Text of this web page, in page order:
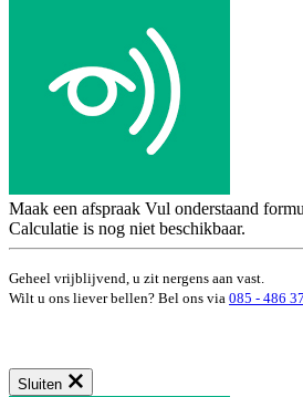
Maak een afspraak Vul onderstaand
Calculatie is nog niet beschikbaar.
Geheel vrijblijvend, u zit nergens aan vast.
Wilt u ons liever bellen? Bel ons via 085 - 486
Sluiten